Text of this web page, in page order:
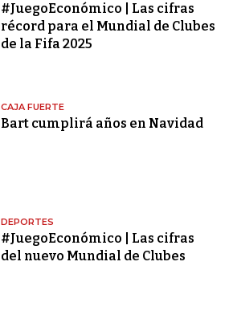
#JuegoEconómico | Las cifras
récord para el Mundial de Clubes
de la Fifa 2025
CAJA FUERTE
Bart cumplirá años en Navidad
DEPORTES
#JuegoEconómico | Las cifras
del nuevo Mundial de Clubes